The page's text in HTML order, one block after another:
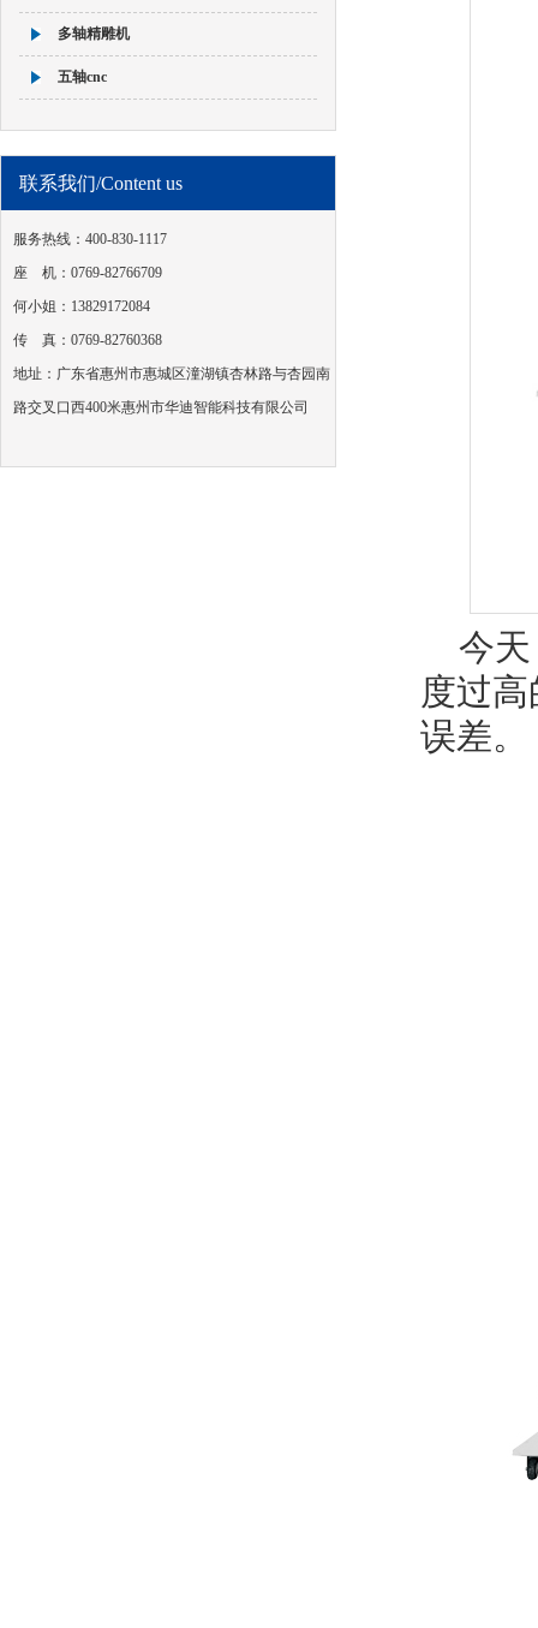
多轴精雕机
五轴cnc
联系我们/Content us
服务热线：400-830-1117
座 机：0769-82766709
何小姐：13829172084
传 真：0769-82760368
地址：广东省惠州市惠城区潼湖镇杏林路与杏园南
路交叉口西400米惠州市华迪智能科技有限公司
今
度过
误差。